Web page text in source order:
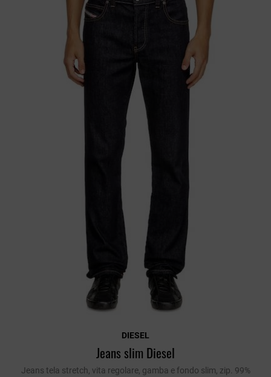
DIESEL
Jeans slim Diesel
Jeans tela stretch, vita regolare, gamba e fondo slim, zip. 99%